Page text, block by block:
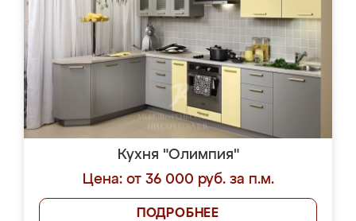
Кухня "Олимпия"
Цена: от 36 000 руб. за п.м.
ПОДРОБНЕЕ